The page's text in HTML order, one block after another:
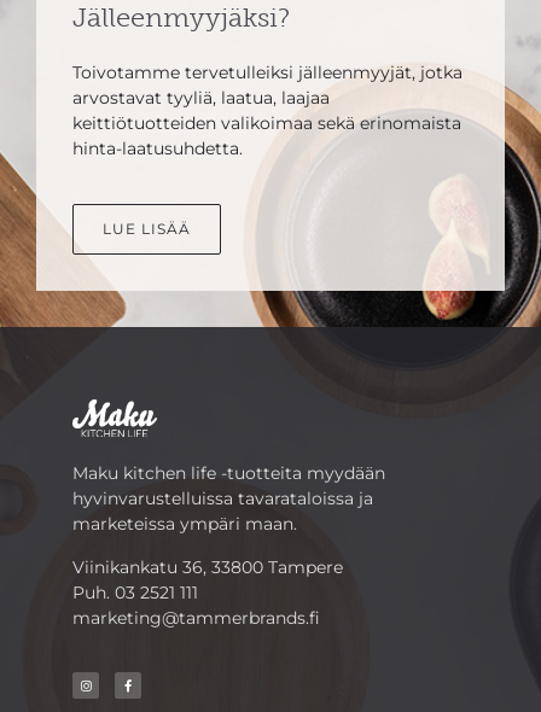
Jälleenmyyjäksi?
Toivotamme tervetulleiksi jälleenmyyjät, jotka
arvostavat tyyliä, laatua, laajaa
keittiötuotteiden valikoimaa sekä erinomaista
hinta-laatusuhdetta.
LUE LISÄÄ
Maku kitchen life -tuotteita myydään
hyvinvarustelluissa tavarataloissa ja
marketeissa ympäri maan.
Viinikankatu 36, 33800 Tampere
Puh. 03 2521 111
marketing@tammerbrands.fi